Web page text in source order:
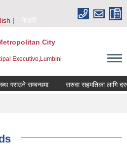
नेपाली
City
Executive,Lumbini
सम्बन्धमा सरुवा सहमतिका लागि